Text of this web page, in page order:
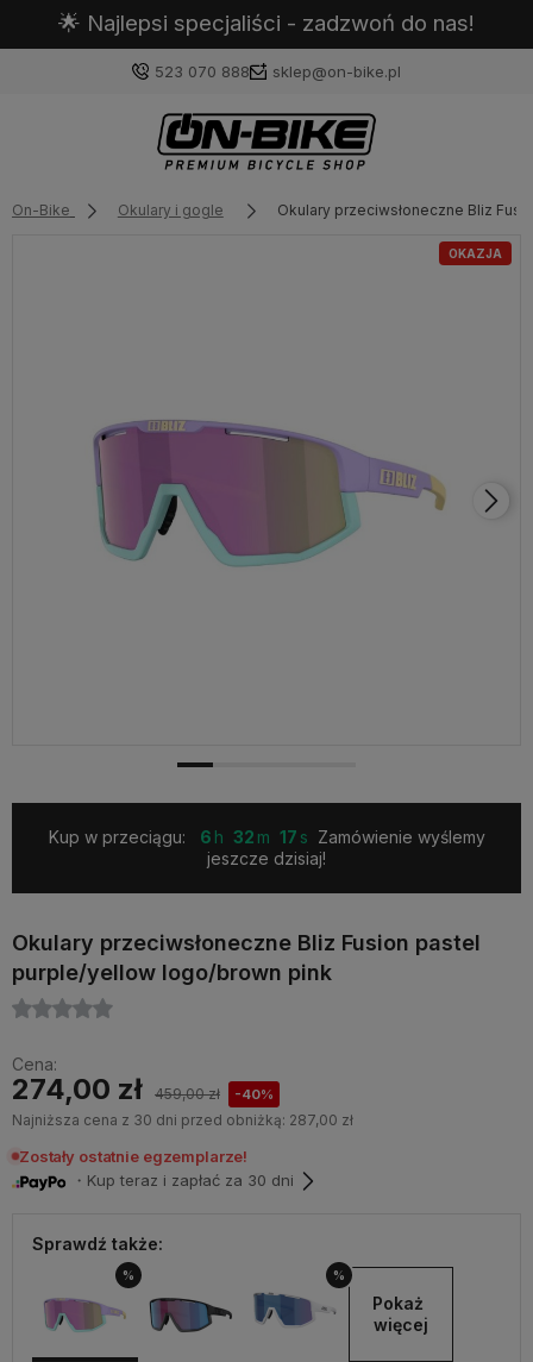
🌟 Najlepsi specjaliści - zadzwoń do nas!
523 070 888 sklep@on-bike.pl
Zaloguj się
zaloguj się, aby przywrócić dodane produkty do listy
z poprzedniej sesji.
On-Bike Okulary i gogle Okulary przeciwsłoneczne Bliz
OKAZJA
Kup w przeciągu: 6 32 16
Zamówienie wyślemy
jeszcze dzisiaj!
Okulary przeciwsłoneczne Bliz Fusion pastel
purple/yellow logo/brown pink
Cena:
274,00 zł 459,00 zł -40%
Najniższa cena z 30 dni przed obniżką: 287,00 zł
Zostały ostatnie egzemplarze!
・Kup teraz i zapłać za 30 dni
Sprawdź także:
% %
Pokaż
więcej